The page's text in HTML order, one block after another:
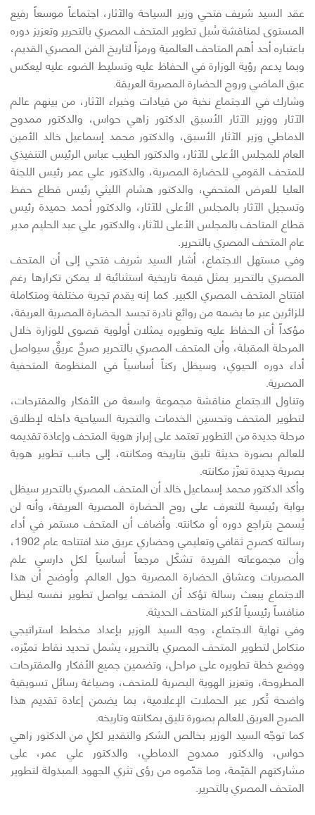
عقد السيد شريف فتحي وزير السياحة والآثار، اجتماعاً موسعاً رفيع
المستوى لمناقشة سُبل تطوير المتحف المصري بالتحرير وتعزيز دوره
باعتباره أحد أهم المتاحف العالمية ورمزاً لتاريخ الفن المصري القديم،
وبما يدعم رؤية الوزارة في الحفاظ عليه وتسليط الضوء عليه ليعكس
عبق الماضي وروح الحضارة المصرية العريقة.
وشارك في الاجتماع نخبة من قيادات وخبراء الآثار، من بينهم عالم
الآثار ووزير الآثار الأسبق الدكتور زاهي حواس، والدكتور ممدوح
الدماطي وزير الآثار الأسبق، والدكتور محمد إسماعيل خالد الأمين
العام للمجلس الأعلى للآثار، والدكتور الطيب عباس الرئيس التنفيذي
للمتحف القومي للحضارة المصرية، والدكتور علي عمر رئيس اللجنة
العليا للعرض المتحفي، والدكتور هشام الليثي رئيس قطاع حفظ
وتسجيل الآثار بالمجلس الأعلى للآثار، والدكتور أحمد حميدة رئيس
قطاع المتاحف بالمجلس الأعلى للآثار، والدكتور علي عبد الحليم مدير
عام المتحف المصري بالتحرير.
وفي مستهل الاجتماع، أشار السيد شريف فتحي إلى أن المتحف
المصري بالتحرير يمثل قيمة تاريخية استثنائية لا يمكن تكرارها رغم
افتتاح المتحف المصري الكبير. كما إنه يقدم تجربة مختلفة ومتكاملة
للزائرين عبر ما يضمه من روائع نادرة تجسد الحضارة المصرية العريقة،
مؤكداً أن الحفاظ عليه وتطويره يمثلان أولوية قصوى للوزارة خلال
المرحلة المقبلة، وأن المتحف المصري بالتحرير صرحٌ عريقٌ سيواصل
أداء دوره الحيوي، وسيظل ركناً أساسياً في المنظومة المتحفية
المصرية.
وتناول الاجتماع مناقشة مجموعة واسعة من الأفكار والمقترحات،
لتطوير المتحف وتحسين الخدمات والتجربة السياحية داخله لإطلاق
مرحلة جديدة من التطوير تعتمد على إبراز هوية المتحف وإعادة تقديمه
للعالم بصورة حديثة تليق بتاريخه ومكانته، إلى جانب تطوير هوية
بصرية جديدة تعزّز مكانته.
وأكد الدكتور محمد إسماعيل خالد أن المتحف المصري بالتحرير سيظل
بوابة رئيسية للتعرف على روح الحضارة المصرية العريقة، وأنه لن
يُسمح بتراجع دوره أو مكانته. وأضاف أن المتحف مستمر في أداء
رسالته كصرح ثقافي وتعليمي وحضاري عريق منذ افتتاحه عام 1902،
وأن مجموعاته الفريدة تشكّل مرجعاً أساسياً لكل دارسي علم
المصريات وعشاق الحضارة المصرية حول العالم. وأوضح أن هذا
الاجتماع يبعث رسالة تؤكد أن المتحف يواصل تطوير نفسه ليظل
منافساً رئيسياً لأكبر المتاحف الحديثة.
وفي نهاية الاجتماع، وجه السيد الوزير بإعداد مخطط استراتيجي
متكامل لتطوير المتحف المصري بالتحرير، يشمل تحديد نقاط تميّزه،
ووضع خطة تطويره على مراحل، وتضمين جميع الأفكار والمقترحات
المطروحة، وتعزيز الهوية البصرية للمتحف، وصياغة رسائل تسويقية
واضحة تُكرر عبر الحملات الإعلامية، بما يضمن إعادة تقديم هذا
الصرح العريق للعالم بصورة تليق بمكانته وتاريخه.
كما توجّه السيد الوزير بخالص الشكر والتقدير لكلٍ من الدكتور زاهي
حواس، والدكتور ممدوح الدماطي، والدكتور علي عمر، على
مشاركتهم القيّمة، وما قدّموه من رؤى تثري الجهود المبذولة لتطوير
المتحف المصري بالتحرير.